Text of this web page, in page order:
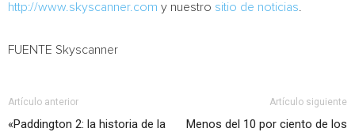
http://www.skyscanner.com y nuestro sitio de noticias
FUENTE Skyscanner
Artículo anterior
«Paddington 2: la historia de la
Artículo siguiente
Menos del 10 por ciento de los